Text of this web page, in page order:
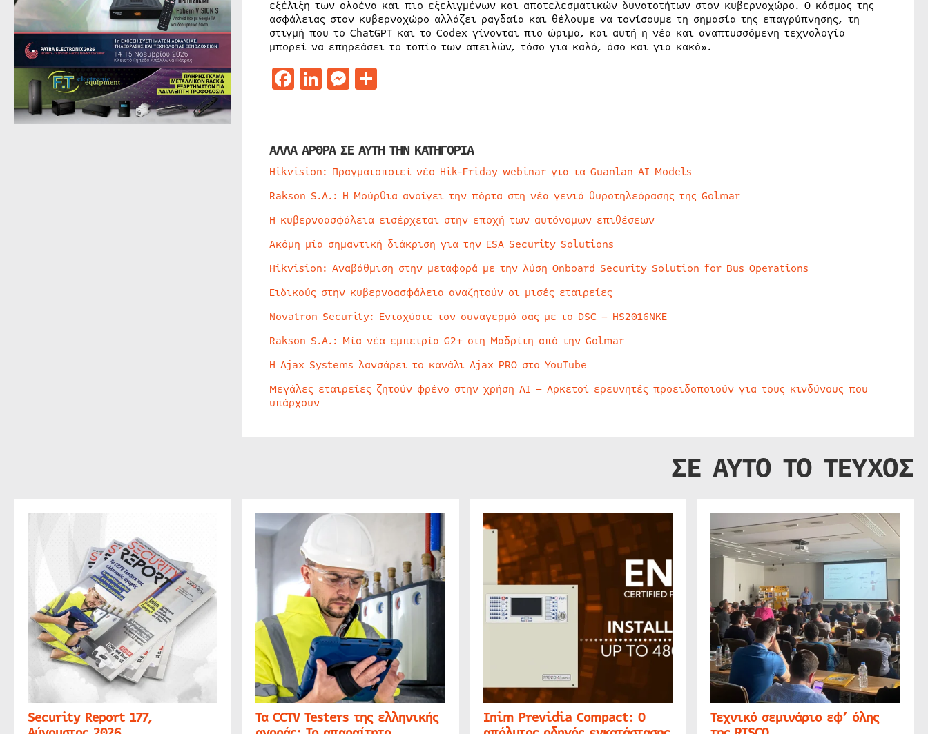
εξέλιξη των ολοένα και πιο εξελιγμένων και αποτελεσματικών δυνατοτήτων στον κυβερνοχώρο. Ο κόσμος της
ασφάλειας στον κυβερνοχώρο αλλάζει ραγδαία και θέλουμε να τονίσουμε τη σημασία της επαγρύπνησης, τη
στιγμή που το ChatGPT και το Codex γίνονται πιο ώριμα, και αυτή η νέα και αναπτυσσόμενη τεχνολογία
μπορεί να επηρεάσει το τοπίο των απειλών, τόσο για καλό, όσο και για κακό».
Facebook
LinkedIn
Messenger
Μοιραστείτε
ΑΛΛΑ ΑΡΘΡΑ ΣΕ ΑΥΤΗ ΤΗΝ ΚΑΤΗΓΟΡΙΑ
Hikvision: Πραγματοποιεί νέο Hik-Friday webinar για τα Guanlan AI Models
Rakson S.A.: Η Μούρθια ανοίγει την πόρτα στη νέα γενιά θυροτηλεόρασης της Golmar
Η κυβερνοασφάλεια εισέρχεται στην εποχή των αυτόνομων επιθέσεων
Ακόμη μία σημαντική διάκριση για την ESA Security Solutions
Hikvision: Αναβάθμιση στην μεταφορά με την λύση Onboard Security Solution for Bus Operations
Ειδικούς στην κυβερνοασφάλεια αναζητούν οι μισές εταιρείες
Novatron Security: Ενισχύστε τον συναγερμό σας με το DSC – HS2016NKE
Rakson S.A.: Μία νέα εμπειρία G2+ στη Μαδρίτη από την Golmar
Η Ajax Systems λανσάρει το κανάλι Ajax PRO στο YouTube
Μεγάλες εταιρείες ζητούν φρένο στην χρήση AI – Αρκετοί ερευνητές προειδοποιούν για τους κινδύνους που
υπάρχουν
ΣΕ ΑΥΤΟ ΤΟ ΤΕΥΧΟΣ
Security Report 177, Τα CCTV Testers της ελληνικής Inim Previdia Compact: Ο Τεχνικό σεμινάριο εφ’ όλης